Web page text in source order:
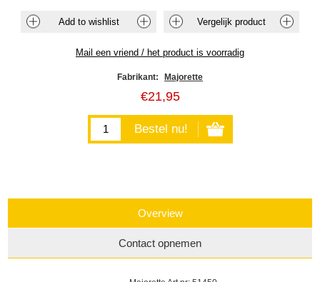
Fabrikant: Majorette
€21,95
Overview
Contact opnemen